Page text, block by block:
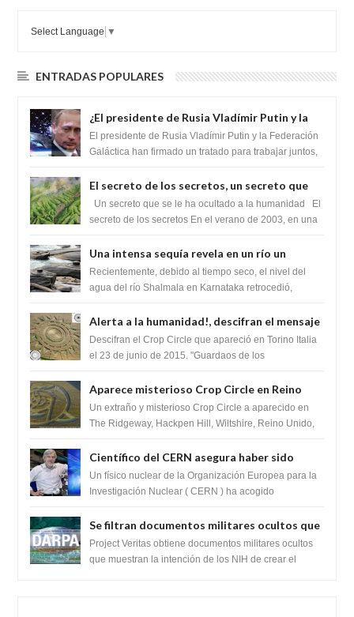
Select Language ▼
ENTRADAS POPULARES
¿El presidente de Rusia Vladímir Putin y la
Federación Galactica han firmado un
tratado para acabar con los Sionistas?
El presidente de Rusia Vladímir Putin y la Federación
Galáctica han firmado un tratado para trabajar juntos,
El secreto de los secretos, un secreto que
cambiaría por completo el destino de la
humanidad
Un secreto que se le ha ocultado a la humanidad El
secreto de los secretos En el verano de 2003, en una
Una intensa sequía revela en un río un
impresionante hallazgo de miles de Shiva
Lingas
Recientemente, debido al tiempo seco, el nivel del
agua del río Shalmala en Karnataka retrocedió,
Alerta a la humanidad!, descifran el mensaje
del Crop Circle de Torino ,Italia
Descifran el Crop Circle que apareció en Torino Italia
el 23 de junio de 2015. "Guardaos de los
Aparece misterioso Crop Circle en Reino
Unido 23 de junio 2016
Un extraño y misterioso Crop Circle a aparecido en
The Ridgeway, Hackpen Hill, Wiltshire, Reino Unido,
Científico del CERN asegura haber sido
ayudado por seres de luz durante una
prueba del Colisionador de Hadrones
Un físico nuclear de la Organización Europea para la
Investigación Nuclear ( CERN ) ha acogido
Se filtran documentos militares ocultos que
muestran la intención de los NIH de crear el
SARS-CoV-2, utilizando la investigación de
Project Veritas obtiene documentos militares ocultos
que muestran la intención de los NIH de crear el